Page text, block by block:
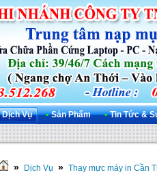
Dịch Vụ • Sản Phẩm • Tin Tức &
» Dịch Vụ » Thay mực máy in Cần